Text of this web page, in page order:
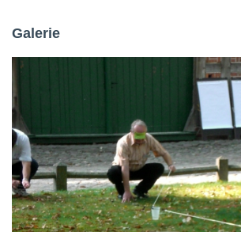
Galerie